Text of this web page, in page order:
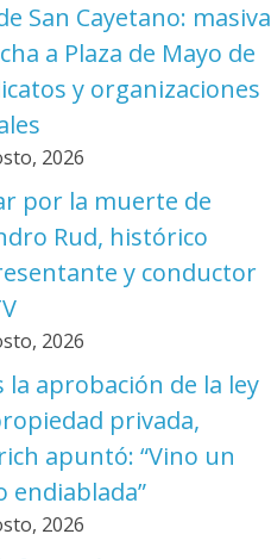
San Cayetano: masiva
a Plaza de Mayo de
y organizaciones
2026
por la muerte de
Rud, histórico
y conductor
2026
la aprobación de la ley
privada,
apuntó: “Vino un
endiablada”
2026